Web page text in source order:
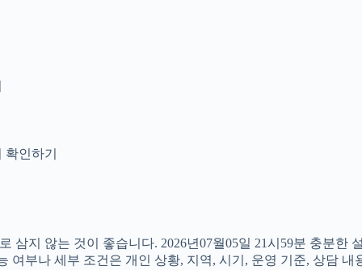
인하기
삼지 않는 것이 좋습니다. 2026년07월05일 21시59분 충분한
부나 세부 조건은 개인 상황, 지역, 시기, 운영 기준, 상담 내